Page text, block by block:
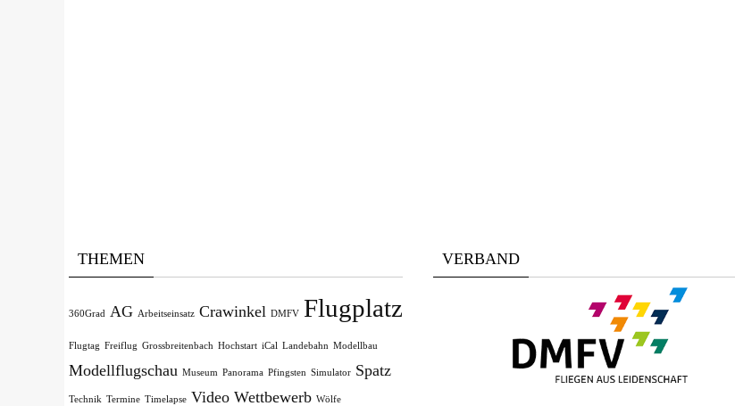
THEMEN
360Grad AG Arbeitseinsatz Crawinkel DMFV Flugplatz
Flugtag Freiflug Grossbreitenbach Hochstart iCal Landebahn Modellbau
Modellflugschau Museum Panorama Pfingsten Simulator Spatz
Technik Termine Timelapse Video Wettbewerb Wölfe
VERBAND